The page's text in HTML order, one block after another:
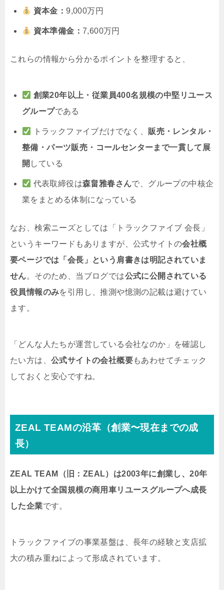
資本金：9,000万円
資本準備金：7,600万円
これらの情報から分かるポイントを整理すると、
創業20年以上・従業員400名規模の中堅リユース
グループである
トラックファイブだけでなく、 販売・レンタル・
整備・パーツ販売・コールセンターまで一貫して展
開 している
代表取締役は森畠雅春さんで、グループの中核企
業をまとめる体制になっている
なお、検索ニーズとしては「トラックファイブ 会長」
というキーワードもありますが、公式サイトの会社概
要ページでは「会長」という肩書きは明記されていま
せん。そのため、当ブログでは公式に公開されている
役員情報のみを引用し、推測や憶測の記載は避けてい
ます。
「どんな人たちが運営している会社なのか」を確認し
たい方は、 公式サイトの会社概要もあわせてチェック
しておくと安心ですね。
ZEAL TEAMの沿革（創業〜現在までの成
長）
ZEAL TEAM（旧：ZEAL）は2003年に創業し、20年
以上かけて全国規模の商用車リユースグループへ成長
した企業です。
トラックファイブの事業基盤は、長年の経験と支店拡
大の積み重ねによって形成されています。